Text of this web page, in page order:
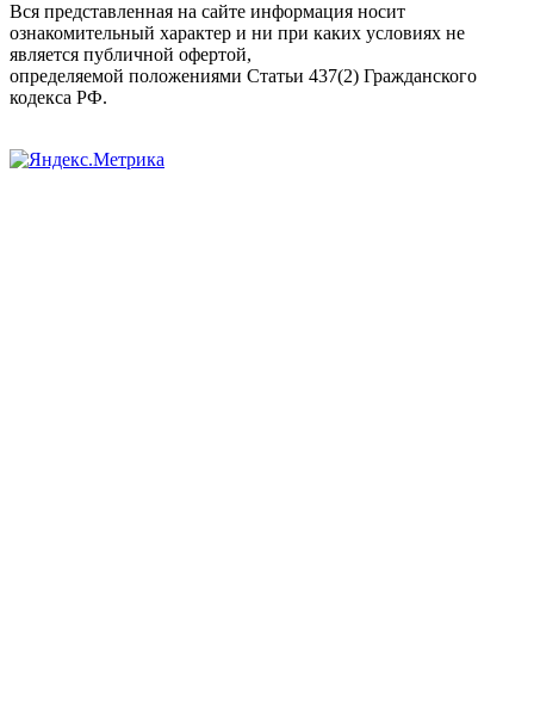
Вся представленная на сайте информация носит
ознакомительный характер и ни при каких условиях не
является публичной офертой,
определяемой положениями Статьи 437(2) Гражданского
кодекса РФ.